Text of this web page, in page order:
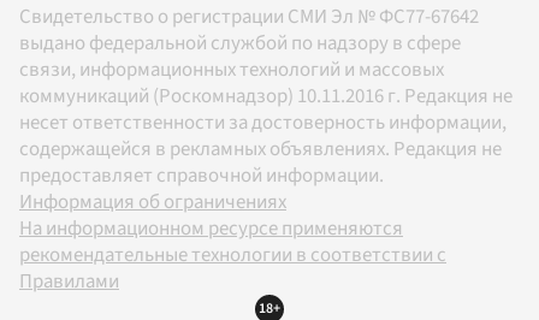
Свидетельство о регистрации СМИ Эл № ФС77-67642
выдано федеральной службой по надзору в сфере
связи, информационных технологий и массовых
коммуникаций (Роскомнадзор) 10.11.2016 г. Редакция не
несет ответственности за достоверность информации,
содержащейся в рекламных объявлениях. Редакция не
предоставляет справочной информации.
Информация об ограничениях
На информационном ресурсе применяются
рекомендательные технологии в соответствии с
Правилами
18+